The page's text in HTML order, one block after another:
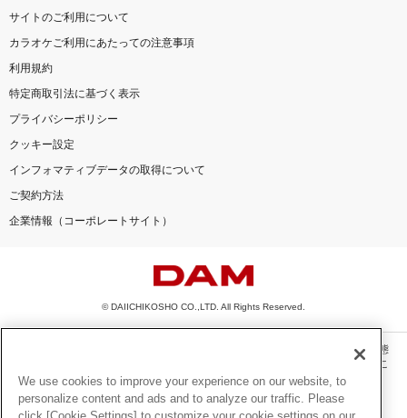
サイトのご利用について
カラオケご利用にあたっての注意事項
利用規約
特定商取引法に基づく表示
プライバシーポリシー
クッキー設定
インフォマティブデータの取得について
ご契約方法
企業情報（コーポレートサイト）
© DAIICHIKOSHO CO.,LTD. All Rights Reserved.
このサイトに掲載されている一切の文章・画像・写真・動画・音声等を、手段や形態
を問わず、著作権法の定める範囲を超えて無断で複製、転載、ファイル化などするこ
とを禁じます。
楽曲及びコンテンツは、機種によりご利用いただけない場合があります。
We use cookies to improve your experience on our website, to
personalize content and ads and to analyze our traffic. Please